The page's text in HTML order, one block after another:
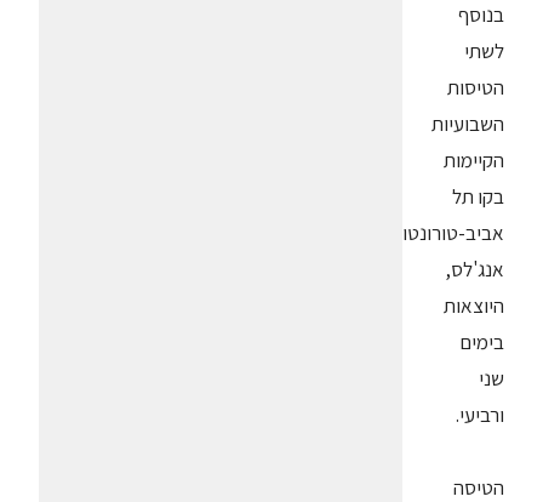
בנוסף
לשתי
הטיסות
השבועיות
הקיימות
בקו תל
אביב-טורונטו-לוס
אנג'לס,
היוצאות
בימים
שני
ורביעי.
הטיסה